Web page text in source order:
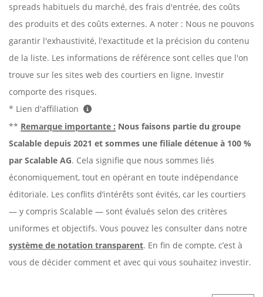
spreads habituels du marché, des frais d'entrée, des coûts
des produits et des coûts externes. A noter : Nous ne pouvons
garantir l'exhaustivité, l'exactitude et la précision du contenu
de la liste. Les informations de référence sont celles que l'on
trouve sur les sites web des courtiers en ligne. Investir
comporte des risques.
* Lien d'affiliation
** Remarque importante : Nous faisons partie du groupe
Scalable depuis 2021 et sommes une filiale détenue à 100 %
par Scalable AG. Cela signifie que nous sommes liés
économiquement, tout en opérant en toute indépendance
éditoriale. Les conflits d’intérêts sont évités, car les courtiers
— y compris Scalable — sont évalués selon des critères
uniformes et objectifs. Vous pouvez les consulter dans notre
système de notation transparent. En fin de compte, c’est à
vous de décider comment et avec qui vous souhaitez investir.